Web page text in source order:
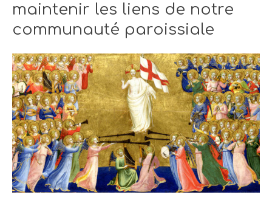
maintenir les liens de notre
communauté paroissiale